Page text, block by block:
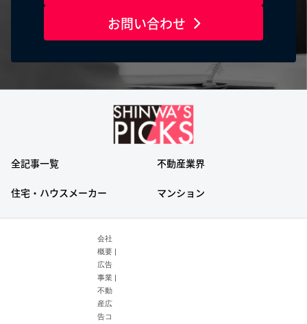
お問い合わせ
全記事一覧 不動産業界
住宅・ハウスメーカー マンション
会社
概要 |
広告
事業 |
不動
産広
告コ